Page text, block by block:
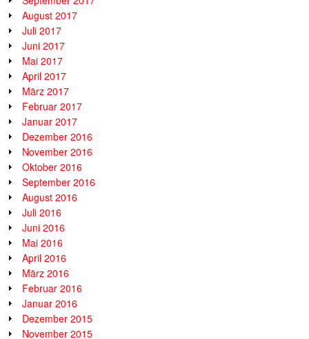
August 2017
Juli 2017
Juni 2017
Mai 2017
April 2017
März 2017
Februar 2017
Januar 2017
Dezember 2016
November 2016
Oktober 2016
September 2016
August 2016
Juli 2016
Juni 2016
Mai 2016
April 2016
März 2016
Februar 2016
Januar 2016
Dezember 2015
November 2015